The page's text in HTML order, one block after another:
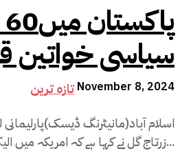
سیاسی خواتین
تازہ ترین November 8, 2024
اسلام آباد(مانیٹرنگ
زرتاج گل نے کہا ہے کہ امریکہ میں الیکشن کے بعد ہارنے والی...